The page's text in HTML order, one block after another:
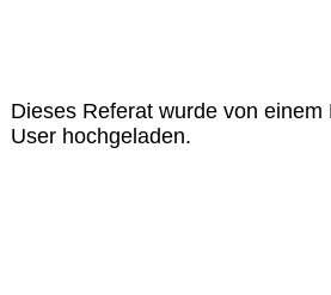
Dieses Referat wurde von
User hochgeladen.